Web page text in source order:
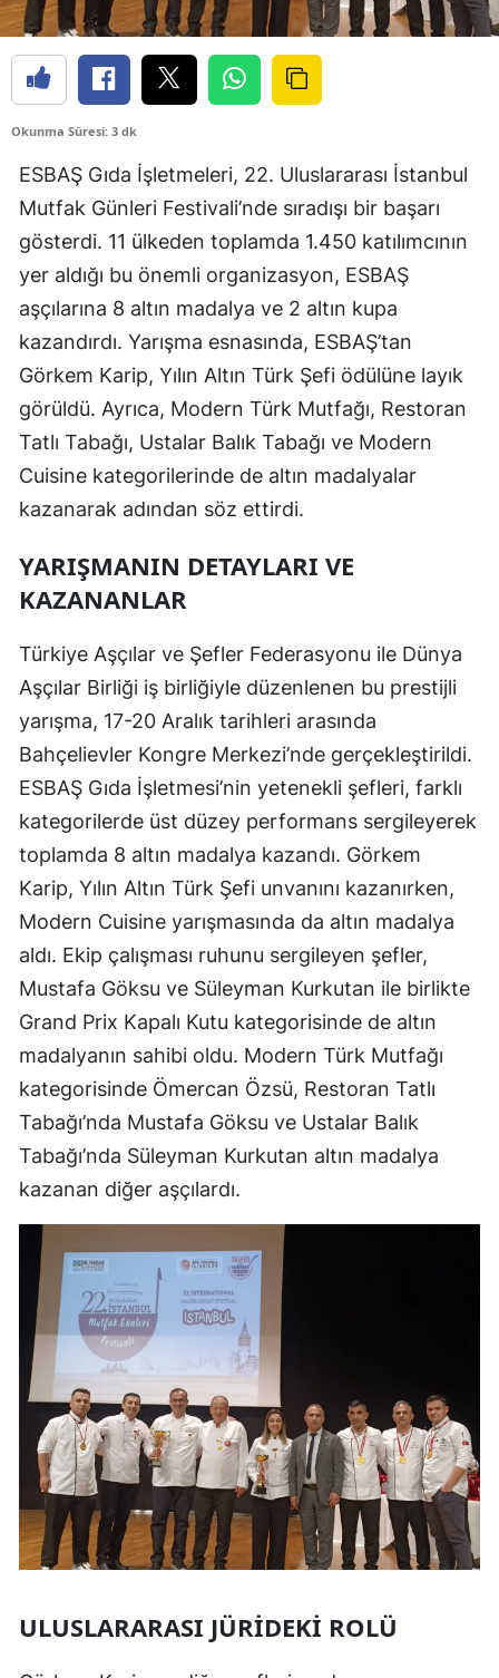
Okunma Süresi: 3 dk
ESBAŞ Gıda İşletmeleri, 22. Uluslararası İstanbul
Mutfak Günleri Festivali’nde sıradışı bir başarı
gösterdi. 11 ülkeden toplamda 1.450 katılımcının
yer aldığı bu önemli organizasyon, ESBAŞ
aşçılarına 8 altın madalya ve 2 altın kupa
kazandırdı. Yarışma esnasında, ESBAŞ’tan
Görkem Karip, Yılın Altın Türk Şefi ödülüne layık
görüldü. Ayrıca, Modern Türk Mutfağı, Restoran
Tatlı Tabağı, Ustalar Balık Tabağı ve Modern
Cuisine kategorilerinde de altın madalyalar
kazanarak adından söz ettirdi.
YARIŞMANIN DETAYLARI VE
KAZANANLAR
Türkiye Aşçılar ve Şefler Federasyonu ile Dünya
Aşçılar Birliği iş birliğiyle düzenlenen bu prestijli
yarışma, 17-20 Aralık tarihleri arasında
Bahçelievler Kongre Merkezi’nde gerçekleştirildi.
ESBAŞ Gıda İşletmesi’nin yetenekli şefleri, farklı
kategorilerde üst düzey performans sergileyerek
toplamda 8 altın madalya kazandı. Görkem
Karip, Yılın Altın Türk Şefi unvanını kazanırken,
Modern Cuisine yarışmasında da altın madalya
aldı. Ekip çalışması ruhunu sergileyen şefler,
Mustafa Göksu ve Süleyman Kurkutan ile birlikte
Grand Prix Kapalı Kutu kategorisinde de altın
madalyanın sahibi oldu. Modern Türk Mutfağı
kategorisinde Ömercan Özsü, Restoran Tatlı
Tabağı’nda Mustafa Göksu ve Ustalar Balık
Tabağı’nda Süleyman Kurkutan altın madalya
kazanan diğer aşçılardı.
ULUSLARARASI JÜRIDEKI ROLÜ